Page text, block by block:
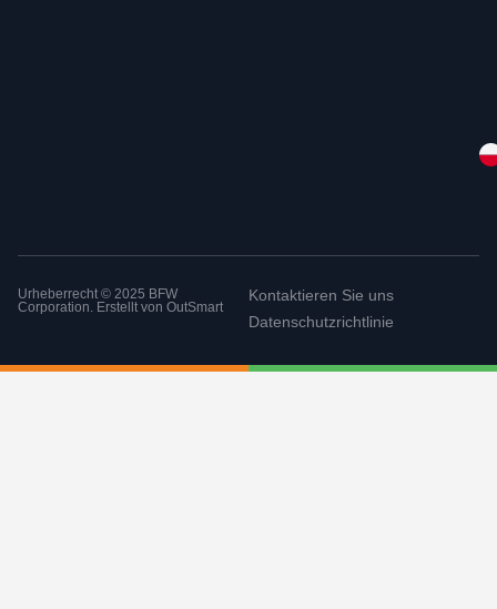
Urheberrecht © 2025 BFW
Corporation. Erstellt von OutSmart
Kontaktieren Sie uns
Datenschutzrichtlinie